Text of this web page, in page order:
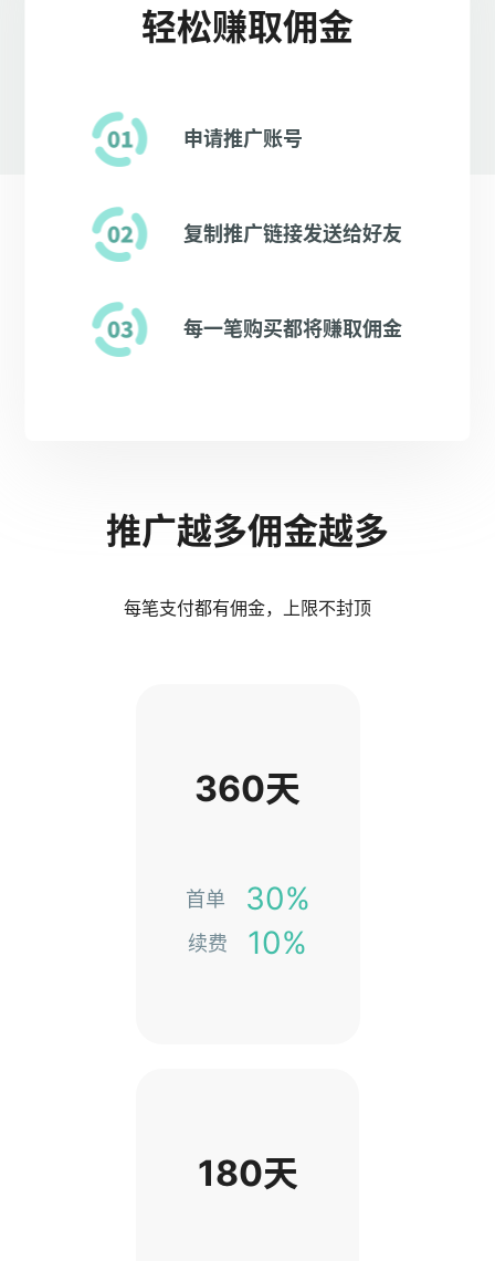
轻松赚取佣金
申请推广账号
复制推广链接发送给好友
每一笔购买都将赚取佣金
推广越多佣金越多
每笔支付都有佣金，上限不封顶
360天
首单 30%
续费 10%
180天